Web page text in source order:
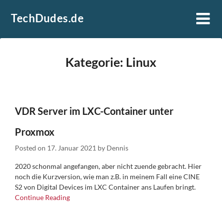
TechDudes.de
Kategorie: Linux
VDR Server im LXC-Container unter
Proxmox
Posted on 17. Januar 2021 by Dennis
2020 schonmal angefangen, aber nicht zuende gebracht. Hier
noch die Kurzversion, wie man z.B. in meinem Fall eine CINE
S2 von Digital Devices im LXC Container ans Laufen bringt.
Continue Reading